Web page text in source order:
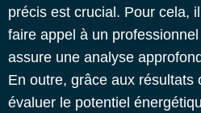
précis est crucial. Pour cela,
faire appel à un
assure une analyse
En outre, grâce aux résultats
évaluer le potentiel